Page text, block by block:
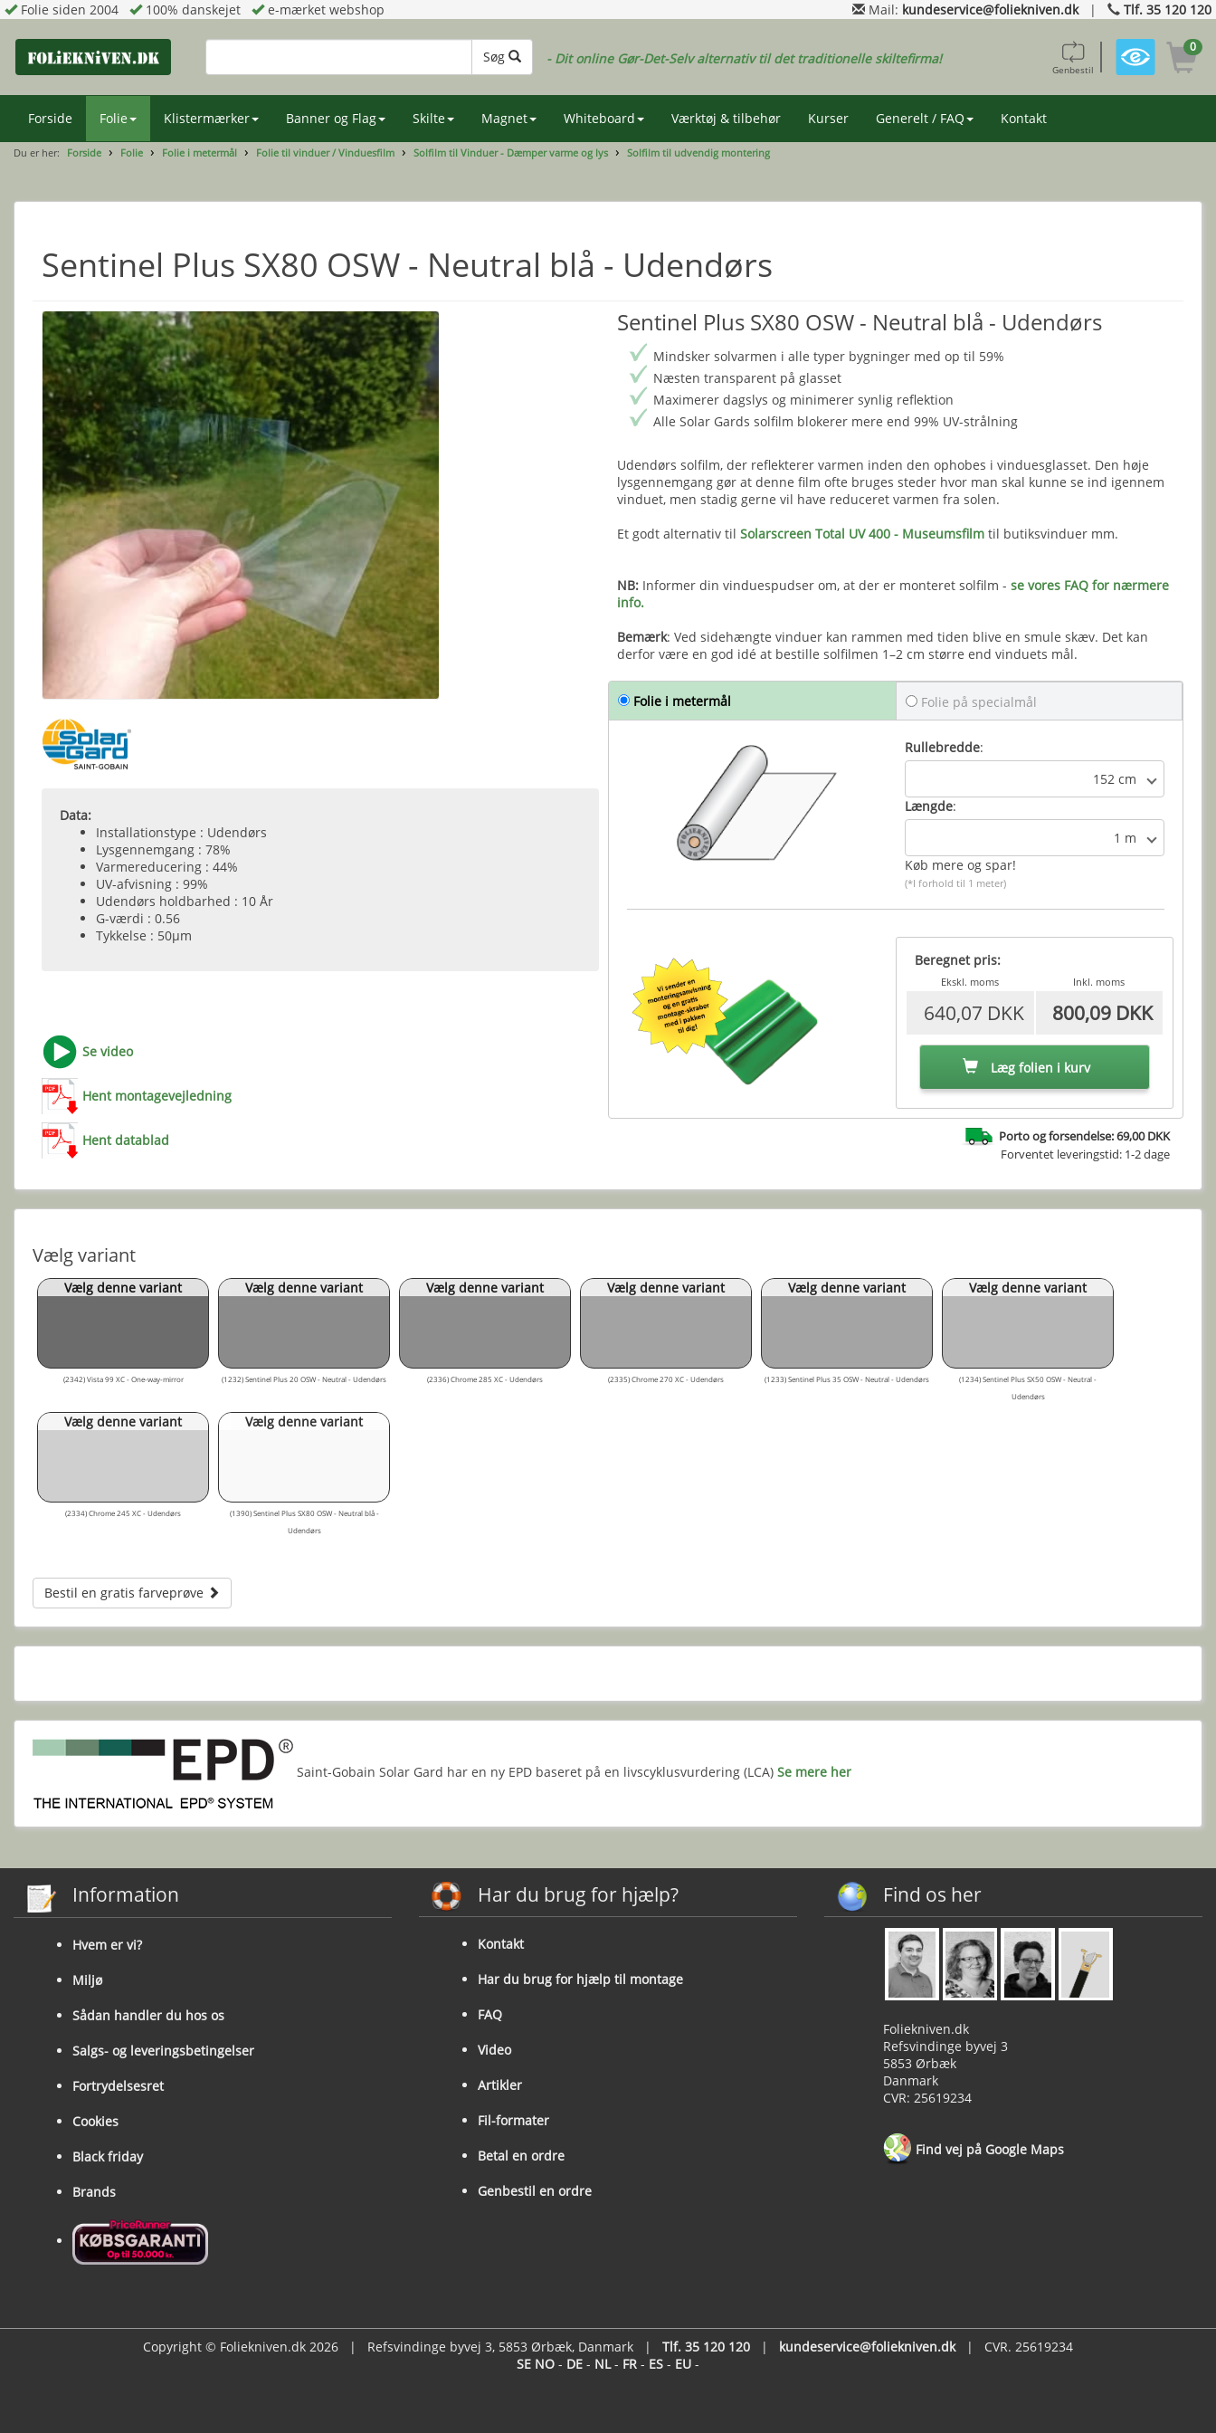
Folie siden 2004 100% danskejet e-mærket webshop Mail: kundeservice@foliekniven.dk| Tlf. 35 120 120
Søg - Dit online Gør-Det-Selv alternativ til det traditionelle skiltefirma!
Genbestil
0
Forside Folie Klistermærker Banner og Flag Skilte Magnet Whiteboard Værktøj & tilbehør Kurser Generelt / FAQ Kontakt
Du er her: Forside Folie Folie i metermål Folie til vinduer / Vinduesfilm Solfilm til Vinduer - Dæmper varme og lys Solfilm til udvendig montering
Sentinel Plus SX80 OSW - Neutral blå - Udendørs
Data:
Installationstype : Udendørs
Lysgennemgang : 78%
Varmereducering : 44%
UV-afvisning : 99%
Udendørs holdbarhed : 10 År
G-værdi : 0.56
Tykkelse : 50µm
Se video
Hent montagevejledning
Hent datablad
Sentinel Plus SX80 OSW - Neutral blå - Udendørs
Mindsker solvarmen i alle typer bygninger med op til 59%
Næsten transparent på glasset
Maximerer dagslys og minimerer synlig reflektion
Alle Solar Gards solfilm blokerer mere end 99% UV-strålning
Udendørs solfilm, der reflekterer varmen inden den ophobes i vinduesglasset. Den høje
lysgennemgang gør at denne film ofte bruges steder hvor man skal kunne se ind igennem
vinduet, men stadig gerne vil have reduceret varmen fra solen.
Et godt alternativ til Solarscreen Total UV 400 - Museumsfilm til butiksvinduer mm.
NB: Informer din vinduespudser om, at der er monteret solfilm - se vores FAQ for nærmere
info.
Bemærk: Ved sidehængte vinduer kan rammen med tiden blive en smule skæv. Det kan
derfor være en god idé at bestille solfilmen 1–2 cm større end vinduets mål.
Folie i metermål Folie på specialmål
Rullebredde:
152 cm
Længde:
1 m
Køb mere og spar!
(*I forhold til 1 meter)
Beregnet pris:
Ekskl. moms Inkl. moms
640,07 DKK 800,09 DKK
Læg folien i kurv
Porto og forsendelse: 69,00 DKK
Forventet leveringstid: 1-2 dage
Vælg variant
Vælg denne variant
(2342) Vista 99 XC - One-way-mirror
Vælg denne variant
(1232) Sentinel Plus 20 OSW - Neutral - Udendørs
Vælg denne variant
(2336) Chrome 285 XC - Udendørs
Vælg denne variant
(2335) Chrome 270 XC - Udendørs
Vælg denne variant
(1233) Sentinel Plus 35 OSW - Neutral - Udendørs
Vælg denne variant
(1234) Sentinel Plus SX50 OSW - Neutral -
Udendørs
Vælg denne variant
(2334) Chrome 245 XC - Udendørs
Vælg denne variant
(1390) Sentinel Plus SX80 OSW - Neutral blå -
Udendørs
Bestil en gratis farveprøve
Saint-Gobain Solar Gard har en ny EPD baseret på en livscyklusvurdering (LCA) Se mere her
Information
Hvem er vi?
Miljø
Sådan handler du hos os
Salgs- og leveringsbetingelser
Fortrydelsesret
Cookies
Black friday
Brands
Har du brug for hjælp?
Kontakt
Har du brug for hjælp til montage
FAQ
Video
Artikler
Fil-formater
Betal en ordre
Genbestil en ordre
Find os her
Foliekniven.dk
Refsvindinge byvej 3
5853 Ørbæk
Danmark
CVR: 25619234
Find vej på Google Maps
Copyright © Foliekniven.dk 2026 | Refsvindinge byvej 3, 5853 Ørbæk, Danmark | Tlf. 35 120 120 | kundeservice@foliekniven.dk| CVR. 25619234
SE NO - DE - NL- FR - ES - EU -